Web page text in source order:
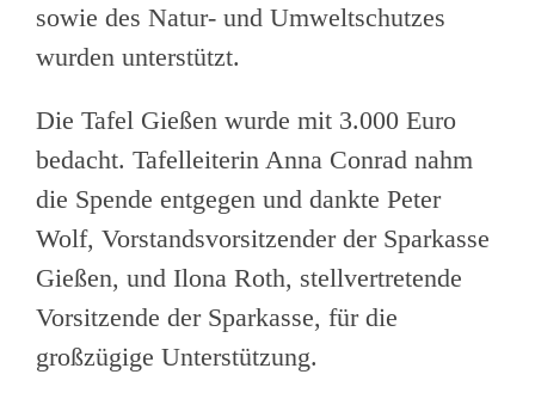
sowie des Natur- und Umweltschutzes
wurden unterstützt.
Die Tafel Gießen wurde mit 3.000 Euro
bedacht. Tafelleiterin Anna Conrad nahm
die Spende entgegen und dankte Peter
Wolf, Vorstandsvorsitzender der Sparkasse
Gießen, und Ilona Roth, stellvertretende
Vorsitzende der Sparkasse, für die
großzügige Unterstützung.